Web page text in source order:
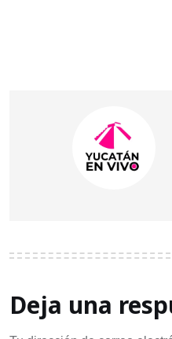
Deja una